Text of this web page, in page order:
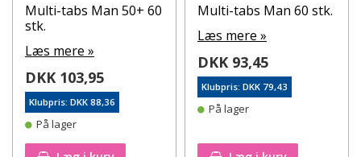
Multi-tabs Man 50+ 60
stk.
Læs mere »
DKK 103,95
Klubpris: DKK 88,36
På lager
Multi-tabs Man 60 stk.
Læs mere »
DKK 93,45
Klubpris: DKK 79,43
På lager